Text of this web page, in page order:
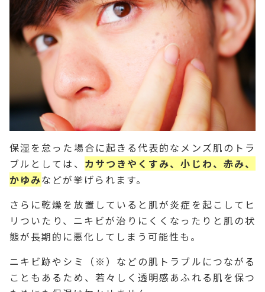
保湿を怠った場合に起きる代表的なメンズ肌のトラ
ブルとしては、 カサつきやくすみ、小じわ、赤み、
かゆみなどが挙げられます。
さらに乾燥を放置していると肌が炎症を起こしてヒ
リついたり、ニキビが治りにくくなったりと肌の状
態が長期的に悪化してしまう可能性も。
ニキビ跡やシミ（※）などの肌トラブルにつながる
こともあるため、若々しく透明感あふれる肌を保つ